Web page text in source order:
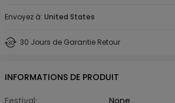
Envoyez à: United States
30 Jours de Garantie Retour
INFORMATIONS DE PRODUIT